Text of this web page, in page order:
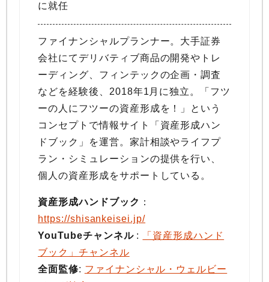
に就任
ファイナンシャルプランナー。大手証券
会社にてデリバティブ商品の開発やトレ
ーディング、フィンテックの企画・調査
などを経験後、2018年1月に独立。「フツ
ーの人にフツーの資産形成を！」という
コンセプトで情報サイト「資産形成ハン
ドブック」を運営。家計相談やライフプ
ラン・シミュレーションの提供を行い、
個人の資産形成をサポートしている。
資産形成ハンドブック ：
https://shisankeisei.jp/
YouTubeチャンネル:
「資産形成ハンド
ブック」チャンネル
全面監修: ファイナンシャル・ウェルビー